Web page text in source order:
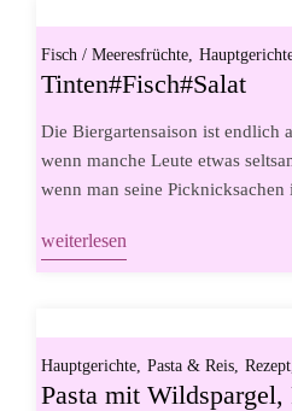
Fisch / Meeresfrüchte
Tinten#Fisch#Salat
Die Biergartensaison ist endlich
wenn manche Leute etwas
wenn man seine Picknicksachen
weiterlesen
Hauptgerichte Pasta & Reis Rezept
Pasta mit